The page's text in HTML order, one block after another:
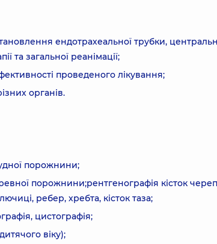
ендотрахеальної трубки,
та загальної реанімації;
проведеного лікування;
органів.
порожнини;
порожнини;рентгенографія кісток
ребер, хребта, кісток таза;
цистографія;
віку);